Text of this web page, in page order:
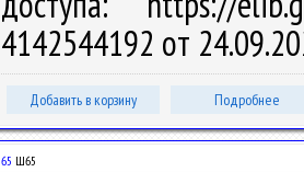
4142544192 от
Добавить в корзину Подробнее
65 Ш65